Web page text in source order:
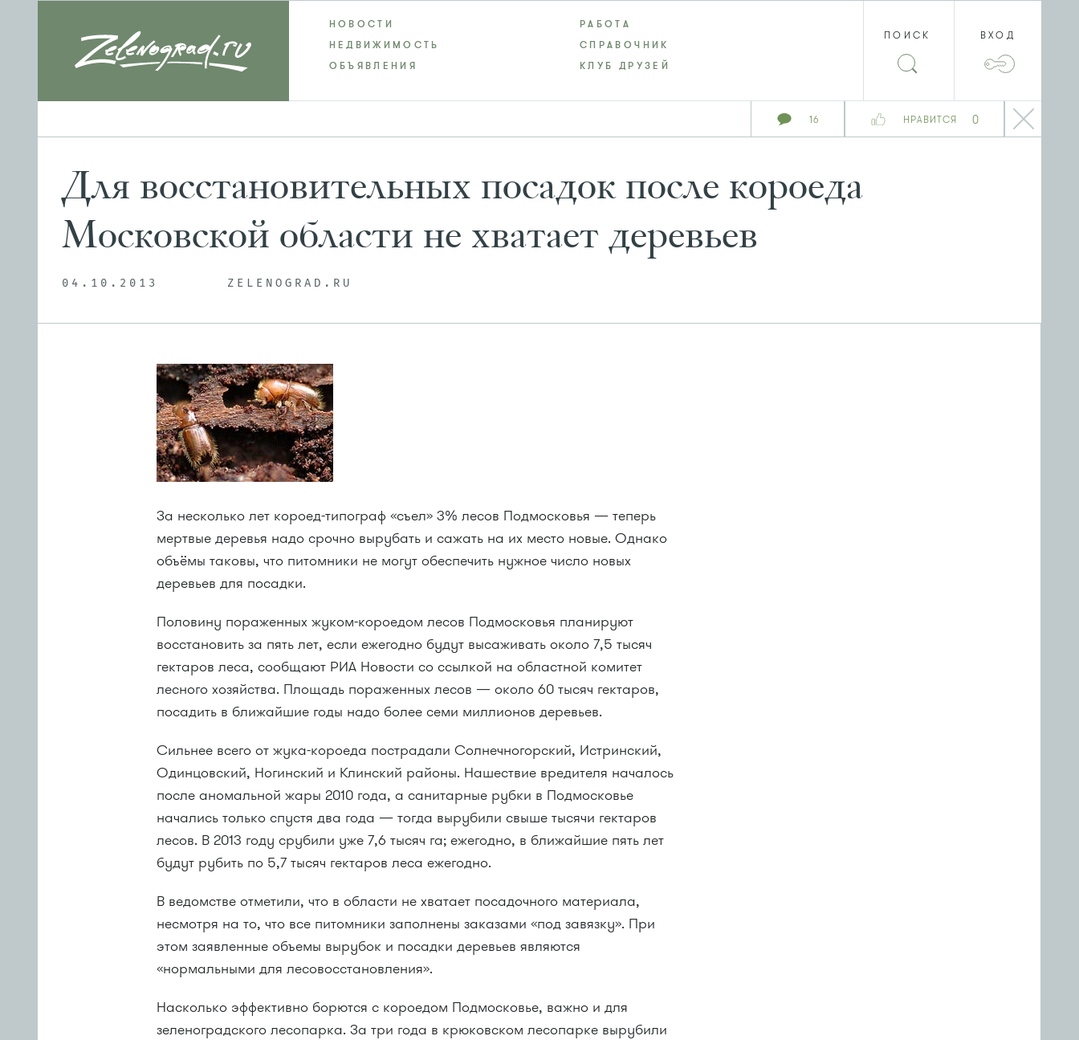
16 НРАВИТСЯ 0
НОВОСТИ
РАБОТА
НЕДВИЖИМОСТЬ
СПРАВОЧНИК
ОБЪЯВЛЕНИЯ
КЛУБ ДРУЗЕЙ
ПОИСК ВХОД
Для восстановительных посадок после короеда
Московской области не хватает деревьев
04.10.2013 ZELENOGRAD.RU
За несколько лет короед-типограф «съел» 3% лесов Подмосковья — теперь
мертвые деревья надо срочно вырубать и сажать на их место новые. Однако
объёмы таковы, что питомники не могут обеспечить нужное число новых
деревьев для посадки.
Половину пораженных жуком-короедом лесов Подмосковья планируют
восстановить за пять лет, если ежегодно будут высаживать около 7,5 тысяч
гектаров леса, сообщают РИА Новости со ссылкой на областной комитет
лесного хозяйства. Площадь пораженных лесов — около 60 тысяч гектаров,
посадить в ближайшие годы надо более семи миллионов деревьев.
Сильнее всего от жука-короеда пострадали Солнечногорский, Истринский,
Одинцовский, Ногинский и Клинский районы. Нашествие вредителя началось
после аномальной жары 2010 года, а санитарные рубки в Подмосковье
начались только спустя два года — тогда вырубили свыше тысячи гектаров
лесов. В 2013 году срубили уже 7,6 тысяч га; ежегодно, в ближайшие пять лет
будут рубить по 5,7 тысяч гектаров леса ежегодно.
В ведомстве отметили, что в области не хватает посадочного материала,
несмотря на то, что все питомники заполнены заказами «под завязку». При
этом заявленные объемы вырубок и посадки деревьев являются
«нормальными для лесовосстановления».
Насколько эффективно борются с короедом Подмосковье, важно и для
зеленоградского лесопарка. За три года в крюковском лесопарке вырубили